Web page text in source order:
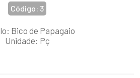
Código: 3
Bico de Papagaio
Unidade: Pç